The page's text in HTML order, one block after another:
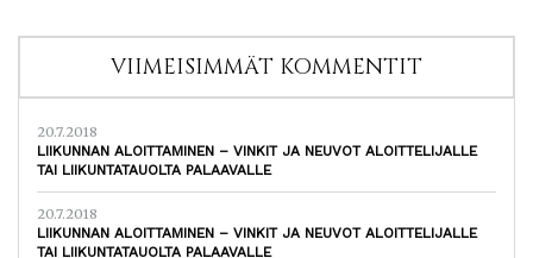
VIIMEISIMMÄT KOMMENTIT
20.7.2018
LIIKUNNAN ALOITTAMINEN – VINKIT JA NEUVOT ALOITTELIJALLE
TAI LIIKUNTATAUOLTA PALAAVALLE
20.7.2018
LIIKUNNAN ALOITTAMINEN – VINKIT JA NEUVOT ALOITTELIJALLE
TAI LIIKUNTATAUOLTA PALAAVALLE